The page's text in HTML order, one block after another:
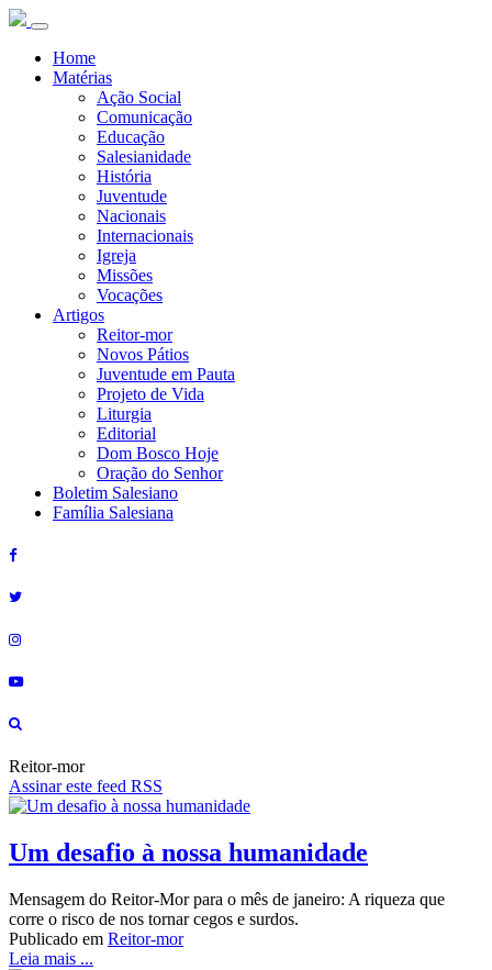
Home
Matérias
Ação Social
Comunicação
Educação
Salesianidade
História
Juventude
Nacionais
Internacionais
Igreja
Missões
Vocações
Artigos
Reitor-mor
Novos Pátios
Juventude em Pauta
Projeto de Vida
Liturgia
Editorial
Dom Bosco Hoje
Oração do Senhor
Boletim Salesiano
Família Salesiana
Reitor-mor
Assinar este feed RSS
Um desafio à nossa humanidade
Mensagem do Reitor-Mor para o mês de janeiro: A riqueza que
corre o risco de nos tornar cegos e surdos.
Publicado em Reitor-mor
Leia mais ...